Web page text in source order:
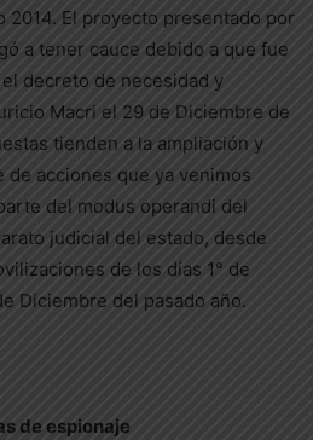
2014. El proyecto presentado por
a tener cauce debido a que fue
decreto de necesidad y
Macri el 29 de Diciembre de
tienden a la ampliación y
acciones que ya venimos
del modus operandi del
judicial del estado, desde
de los días 1° de
Diciembre del pasado año.
de espionaje